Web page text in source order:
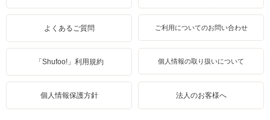
よくあるご質問 ご利用についてのお問い合わせ
「Shufoo!」利用規約 個人情報の取り扱いについて
個人情報保護方針 法人のお客様へ